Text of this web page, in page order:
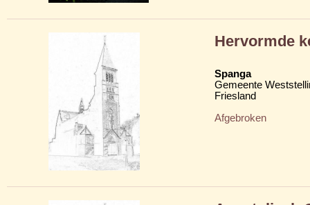
Hervormde
Spanga
Gemeente
Friesland
Afgebroken